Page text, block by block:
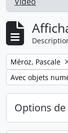
, 1 résultats
Remove filter:
Méroz, Pascale
Remove filter:
Avec objets
Options